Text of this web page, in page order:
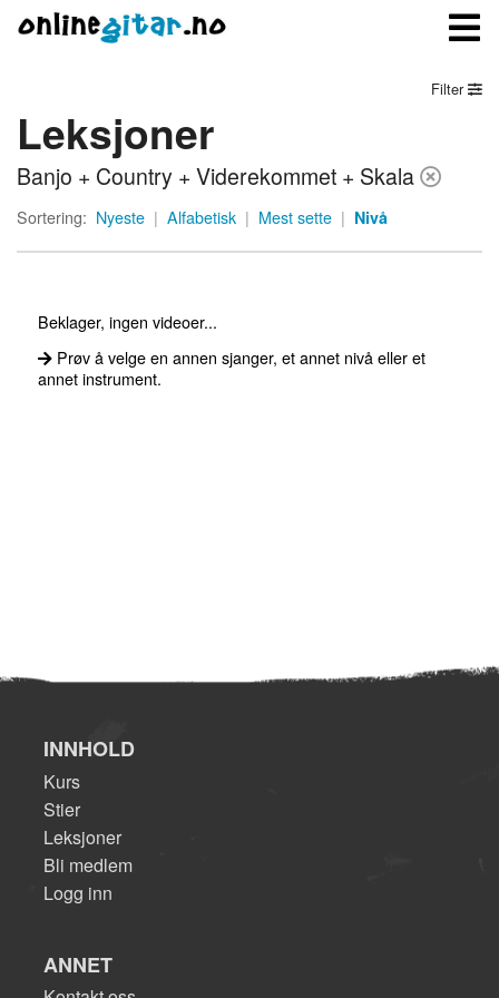
Meny
Logg inn
Filter
Leksjoner
Banjo + Country + Viderekommet + Skala
Sortering: Nyeste | Alfabetisk | Mest sette | Nivå
Beklager, ingen videoer...
Prøv å velge en annen sjanger, et annet nivå eller et
annet instrument.
INNHOLD
Kurs
Stier
Leksjoner
Bli medlem
Logg inn
ANNET